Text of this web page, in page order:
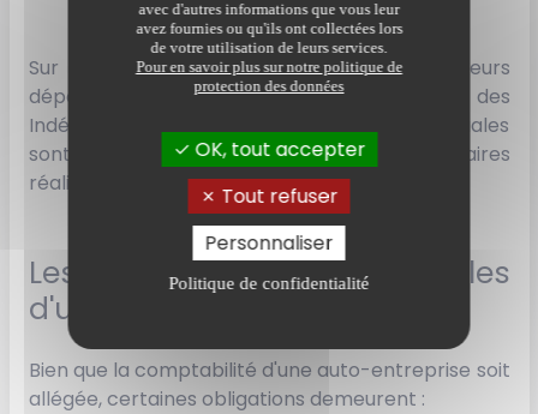
selon un barème progressif.
Sur le plan social, les auto-entrepreneurs
dépendent de la Sécurité sociale des
Indépendants (SSI), et leurs cotisations sociales
sont calculées sur la base du chiffre d'affaires
réalisé.
Les obligations comptables
d'une auto-entreprise
Bien que la comptabilité d'une auto-entreprise soit
allégée, certaines obligations demeurent :
avec d'autres informations que vous leur
avez fournies ou qu'ils ont collectées lors
de votre utilisation de leurs services.
Pour en savoir plus sur notre politique de
protection des données
OK, tout accepter
Tout refuser
Personnaliser
Politique de confidentialité